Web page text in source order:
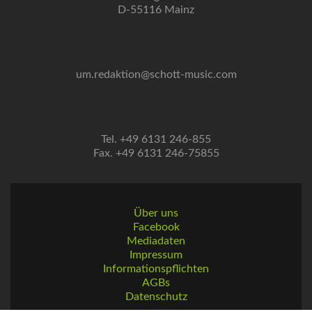
D-55116 Mainz
um.redaktion@schott-music.com
Tel. +49 6131 246-855
Fax. +49 6131 246-75855
Über uns
Facebook
Mediadaten
Impressum
Informationspflichten
AGBs
Datenschutz